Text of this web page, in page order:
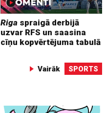
Riga spraigā derbijā
uzvar RFS un saasina
cīņu kopvērtējuma tabulā
Vairāk SPORTS